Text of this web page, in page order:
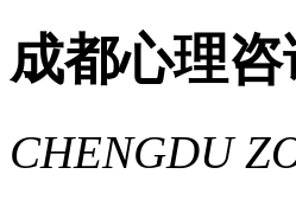
成都心理
CHENGDU